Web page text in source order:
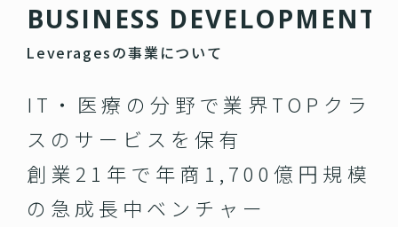
BUSIN ESS DEVELOPM ENT
Leveragesの事業について
IT・医療の分野で業界TOPクラ
スのサービスを保有
創業21年で年商1,700億円規模
の急成長中ベンチャー